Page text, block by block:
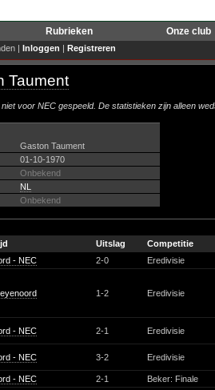
Rubrieken Onze club
| Inloggen | Registreren
Taument
voor NEC gespeeld. De statistieken zijn alleen
Gaston Taument
01-10-1970
Onbekend
NL
Onbekend
Uitslag
Competitie
- NEC 2-0 Eredivisie
1-2 Eredivisie
- NEC 2-1 Eredivisie
- NEC 3-2 Eredivisie
- NEC 2-1
Beker: Finale